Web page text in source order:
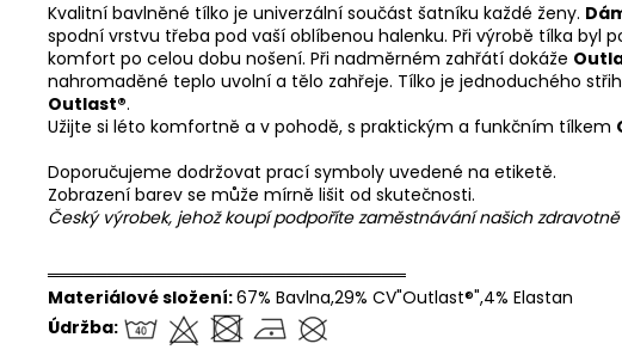
Kvalitní bavlněné tílko je univerzální součást šatníku každé ženy.
spodní vrstvu třeba pod vaší oblíbenou halenku. Při výrobě tílka byl
komfort po celou dobu nošení. Při nadměrném zahřátí dokáže
nahromaděné teplo uvolní a tělo zahřeje. Tílko je jednoduchého
Outlast®.
Užijte si léto komfortně a v pohodě, s praktickým a funkčním tílkem
Doporučujeme dodržovat prací symboly uvedené na etiketě.
Zobrazení barev se může mírně lišit od skutečnosti.
Český výrobek, jehož koupí podpoříte zaměstnávání našich
══════════════════════════════
Materiálové složení:67% Bavlna,29% CV"Outlast®",4% Elastan
Údržba: